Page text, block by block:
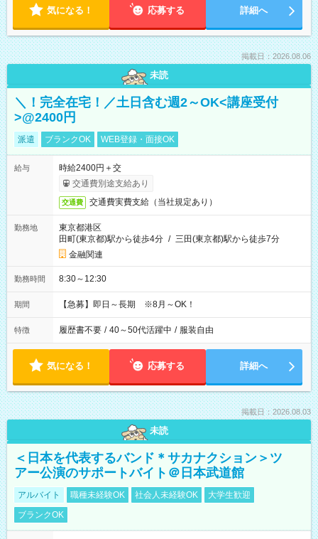
気になる！ 応募する 詳細へ
掲載日：2026.08.06
未読
＼！完全在宅！／土日含む週2～OK<講座受付
>@2400円
派遣 ブランクOK WEB登録・面接OK
給与
時給2400円＋交
交通費別途支給あり
交通費 交通費実費支給（当社規定あり）
勤務地
東京都港区
田町(東京都)駅から徒歩4分 / 三田(東京都)駅から徒歩7分
金融関連
勤務時間 8:30～12:30
期間 【急募】即日～長期 ※8月～OK！
特徴 履歴書不要 / 40～50代活躍中 / 服装自由
気になる！ 応募する 詳細へ
掲載日：2026.08.03
未読
＜日本を代表するバンド＊サカナクション＞ツ
アー公演のサポートバイト＠日本武道館
アルバイト 職種未経験OK 社会人未経験OK
大学生歓迎
ブランクOK